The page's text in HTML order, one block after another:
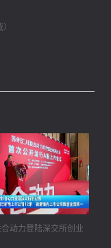
动力登陆深交所创业